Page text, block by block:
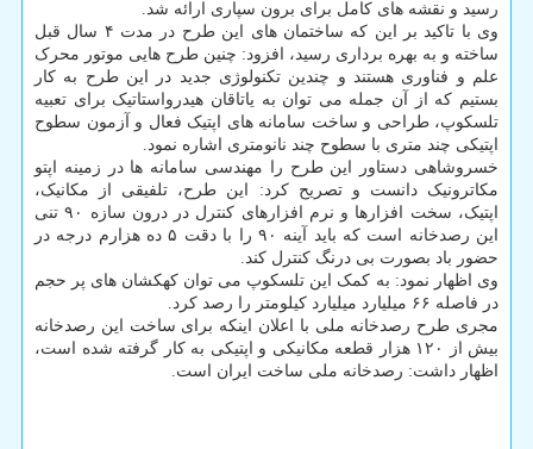
رسید و نقشه های کامل برای برون سپاری ارائه شد.
وی با تاکید بر این که ساختمان های این طرح در مدت ۴ سال قبل
ساخته و به بهره برداری رسید، افزود: چنین طرح هایی موتور محرک
علم و فناوری هستند و چندین تکنولوژی جدید در این طرح به کار
بستیم که از آن جمله می توان به یاتاقان هیدرواستاتیک برای تعبیه
تلسکوپ، طراحی و ساخت سامانه های اپتیک فعال و آزمون سطوح
اپتیکی چند متری با سطوح چند نانومتری اشاره نمود.
خسروشاهی دستاور این طرح را مهندسی سامانه ها در زمینه اپتو
مکاترونیک دانست و تصریح کرد: این طرح، تلفیقی از مکانیک،
اپتیک، سخت افزارها و نرم افزارهای کنترل در درون سازه ۹۰ تنی
این رصدخانه است که باید آینه ۹۰ را با دقت ۵ ده هزارم درجه در
حضور باد بصورت بی درنگ کنترل کند.
وی اظهار نمود: به کمک این تلسکوپ می توان کهکشان های پر حجم
در فاصله ۶۶ میلیارد میلیارد کیلومتر را رصد کرد.
مجری طرح رصدخانه ملی با اعلان اینکه برای ساخت این رصدخانه
بیش از ۱۲۰ هزار قطعه مکانیکی و اپتیکی به کار گرفته شده است،
اظهار داشت: رصدخانه ملی ساخت ایران است.